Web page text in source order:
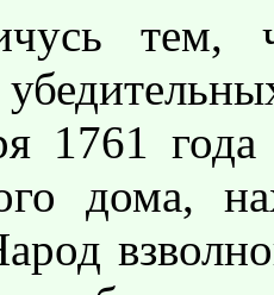
тем,
1761
дома,